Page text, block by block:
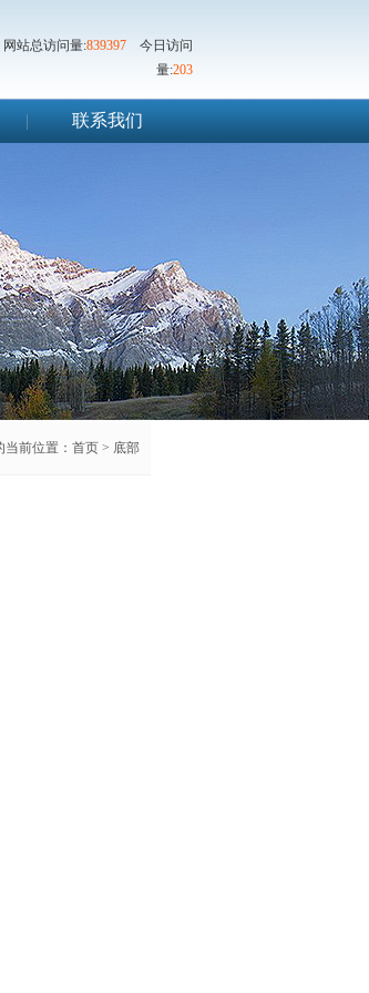
站总访问量:839397 今日访问
量:203
| 联系我们
当前位置： 首页 > 底部